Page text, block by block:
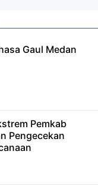
Gaul Medan
Pemkab
Pengecekan